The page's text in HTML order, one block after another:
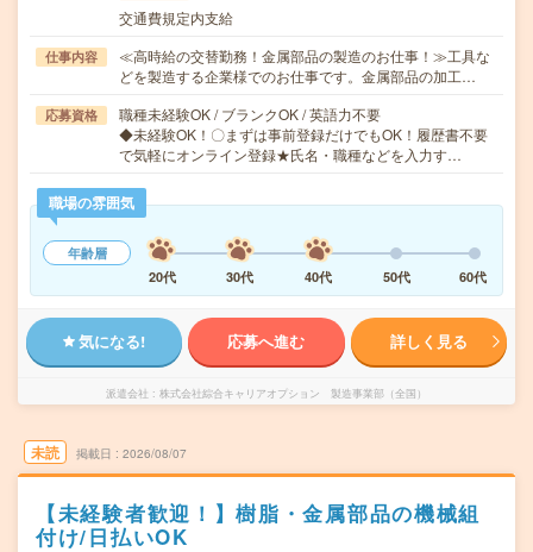
交通費規定内支給
仕事内容
≪高時給の交替勤務！金属部品の製造のお仕事！≫工具な
どを製造する企業様でのお仕事です。金属部品の加工…
応募資格
職種未経験OK / ブランクOK / 英語力不要
◆未経験OK！〇まずは事前登録だけでもOK！履歴書不要
で気軽にオンライン登録★氏名・職種などを入力す…
職場の雰囲気
年齢層
20代
30代 40代 50代 60代
気になる! 応募へ進む 詳しく見る
派遣会社 株式会社綜合キャリアオプション 製造事業部（全国）
未読 掲載日 2026/08/07
【未経験者歓迎！】樹脂・金属部品の機械組
付け/日払いOK